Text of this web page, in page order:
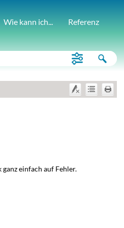
Wie kann ich... Referenz
einfach auf Fehler.